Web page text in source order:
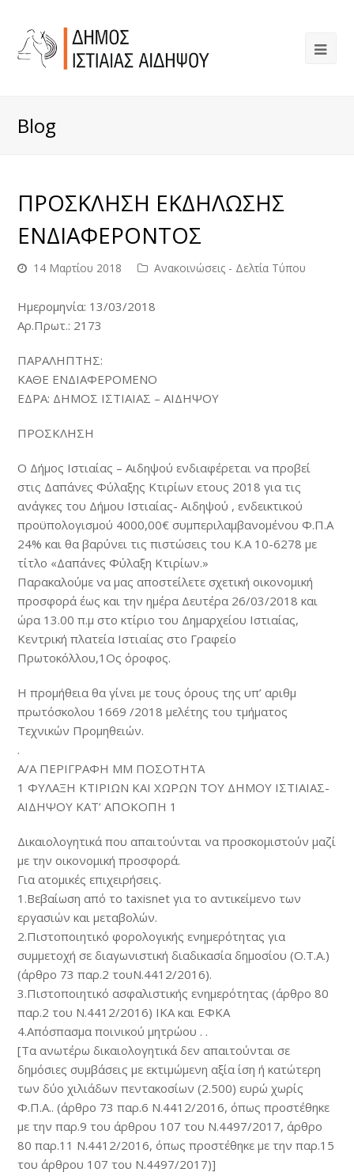
Blog
ΠΡΟΣΚΛΗΣΗ ΕΚΔΗΛΩΣΗΣ
ΕΝΔΙΑΦΕΡΟΝΤΟΣ
14 Μαρτίου 2018 Ανακοινώσεις - Δελτία Τύπου
Ημερομηνία: 13/03/2018
Αρ.Πρωτ.: 2173
ΠΑΡΑΛΗΠΤΗΣ:
ΚΑΘΕ ΕΝΔΙΑΦΕΡΟΜΕΝΟ
ΕΔΡΑ: ΔΗΜΟΣ ΙΣΤΙΑΙΑΣ – ΑΙΔΗΨΟΥ
ΠΡΟΣΚΛΗΣΗ
Ο Δήμος Ιστιαίας – Αιδηψού ενδιαφέρεται να προβεί
στις Δαπάνες Φύλαξης Κτιρίων ετους 2018 για τις
ανάγκες του Δήμου Ιστιαίας- Αιδηψού , ενδεικτικού
προϋπολογισμού 4000,00€ συμπεριλαμβανομένου Φ.Π.Α
24% και θα βαρύνει τις πιστώσεις του Κ.Α 10-6278 με
τίτλο «Δαπάνες Φύλαξη Κτιρίων.»
Παρακαλούμε να μας αποστείλετε σχετική οικονομική
προσφορά έως και την ημέρα Δευτέρα 26/03/2018 και
ώρα 13.00 π.μ στο κτίριο του Δημαρχείου Ιστιαίας,
Κεντρική πλατεία Ιστιαίας στο Γραφείο
Πρωτοκόλλου,1Ος όροφος.
Η προμήθεια θα γίνει με τους όρους της υπ’ αριθμ
πρωτόσκολου 1669 /2018 μελέτης του τμήματος
Τεχνικών Προμηθειών.
.
Α/Α ΠΕΡΙΓΡΑΦΗ ΜΜ ΠΟΣΟΤΗΤΑ
1 ΦΥΛΑΞΗ ΚΤΙΡΙΩΝ ΚΑΙ ΧΩΡΩΝ ΤΟΥ ΔΗΜΟΥ ΙΣΤΙΑΙΑΣ-
ΑΙΔΗΨΟΥ ΚΑΤ’ ΑΠΟΚΟΠΗ 1
Δικαιολογητικά που απαιτούνται να προσκομιστούν μαζί
με την οικονομική προσφορά.
Για ατομικές επιχειρήσεις.
1.Βεβαίωση από το taxisnet για το αντικείμενο των
εργασιών και μεταβολών.
2.Πιστοποιητικό φορολογικής ενημερότητας για
συμμετοχή σε διαγωνιστική διαδικασία δημοσίου (Ο.Τ.Α.)
(άρθρο 73 παρ.2 τουΝ.4412/2016).
3.Πιστοποιητικό ασφαλιστικής ενημερότητας (άρθρο 80
παρ.2 του Ν.4412/2016) ΙΚΑ και ΕΦΚΑ
4.Απόσπασμα ποινικού μητρώου . .
[Τα ανωτέρω δικαιολογητικά δεν απαιτούνται σε
δημόσιες συμβάσεις με εκτιμώμενη αξία ίση ή κατώτερη
των δύο χιλιάδων πεντακοσίων (2.500) ευρώ χωρίς
Φ.Π.Α.. (άρθρο 73 παρ.6 Ν.4412/2016, όπως προστέθηκε
με την παρ.9 του άρθρου 107 του Ν.4497/2017, άρθρο
80 παρ.11 Ν.4412/2016, όπως προστέθηκε με την παρ.15
του άρθρου 107 του Ν.4497/2017)]